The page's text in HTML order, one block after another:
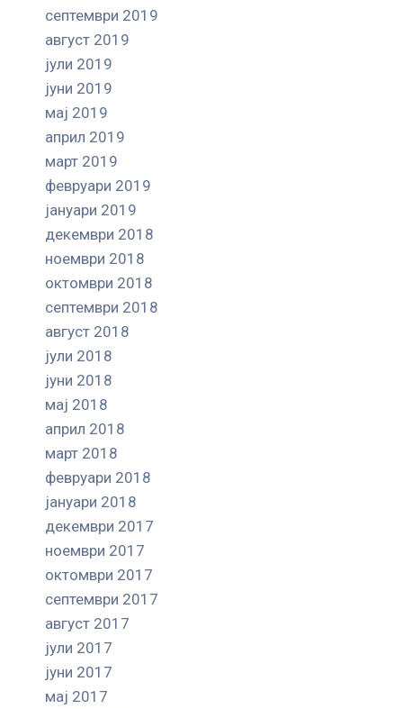
септември 2019
август 2019
јули 2019
јуни 2019
мај 2019
април 2019
март 2019
февруари 2019
јануари 2019
декември 2018
ноември 2018
октомври 2018
септември 2018
август 2018
јули 2018
јуни 2018
мај 2018
април 2018
март 2018
февруари 2018
јануари 2018
декември 2017
ноември 2017
октомври 2017
септември 2017
август 2017
јули 2017
јуни 2017
мај 2017